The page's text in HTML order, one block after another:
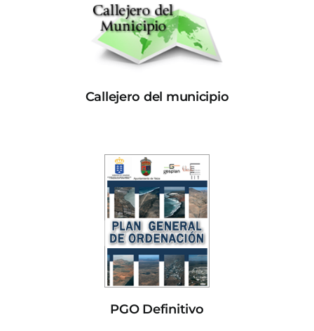
Callejero del municipio
PGO Definitivo